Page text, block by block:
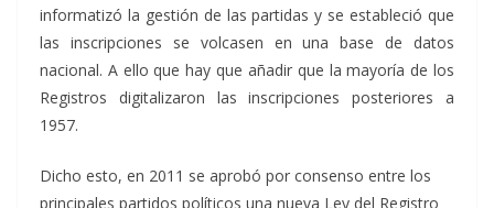
informatizó la gestión de las partidas y se estableció que
las inscripciones se volcasen en una base de datos
nacional. A ello que hay que añadir que la mayoría de los
Registros digitalizaron las inscripciones posteriores a
1957.
Dicho esto, en 2011 se aprobó por consenso entre los
principales partidos políticos una nueva Ley del Registro